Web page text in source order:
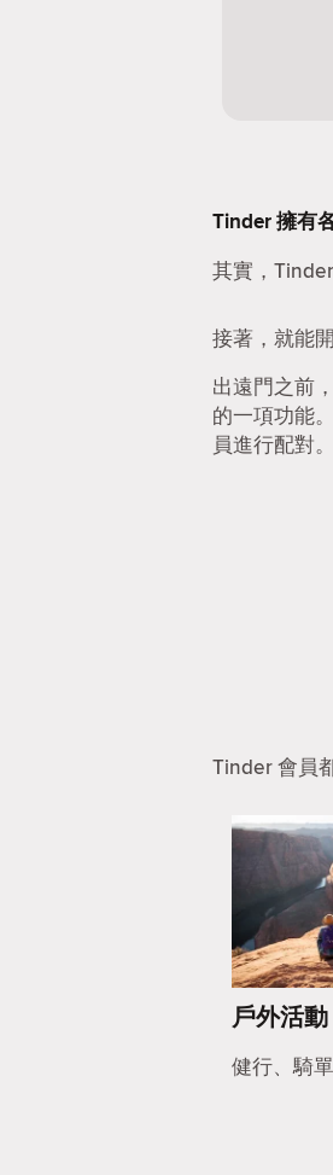
Tinder 擁有
其實，
接著，就能
出遠門之前
的一項功能
員進行配對。
Tinder 會員
戶外活動
健行、騎